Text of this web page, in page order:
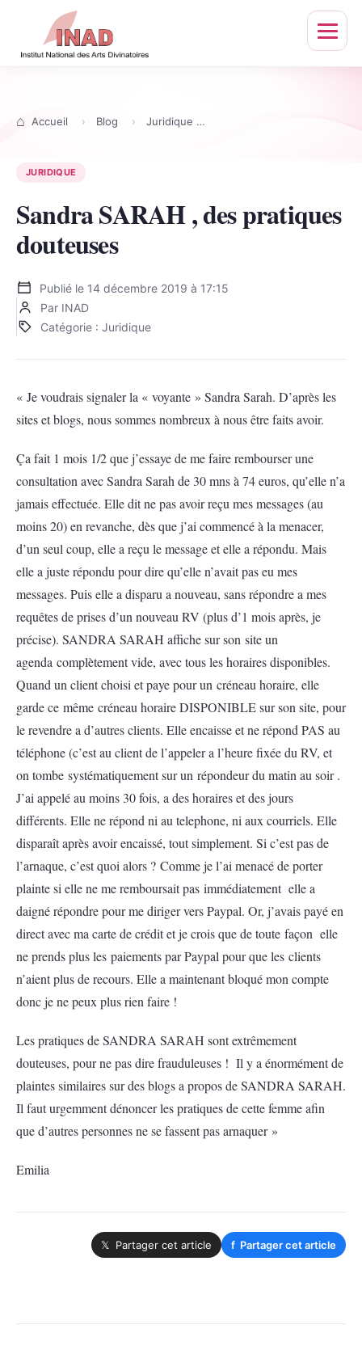
Ouvrir
Accueil Blog Juridique
JURIDIQUE
Sandra SARAH , des pratiques
douteuses
Publié le 14 décembre 2019 à 17:15
Par INAD
Catégorie : Juridique
« Je voudrais signaler la « voyante » Sandra Sarah. D’après les
sites et blogs, nous sommes nombreux à nous être faits avoir.
Ça fait 1 mois 1/2 que j’essaye de me faire rembourser une
consultation avec Sandra Sarah de 30 mns à 74 euros, qu’elle n’a
jamais effectuée. Elle dit ne pas avoir reçu mes messages (au
moins 20) en revanche, dès que j’ai commencé à la menacer,
d’un seul coup, elle a reçu le message et elle a répondu. Mais
elle a juste répondu pour dire qu’elle n’avait pas eu mes
messages. Puis elle a disparu a nouveau, sans répondre a mes
requêtes de prises d’un nouveau RV (plus d’1 mois après, je
précise). SANDRA SARAH affiche sur son site un
agenda complètement vide, avec tous les horaires disponibles.
Quand un client choisi et paye pour un créneau horaire, elle
garde ce même créneau horaire DISPONIBLE sur son site, pour
le revendre a d’autres clients. Elle encaisse et ne répond PAS au
téléphone (c’est au client de l’appeler a l’heure fixée du RV, et
on tombe systématiquement sur un répondeur du matin au soir .
J’ai appelé au moins 30 fois, a des horaires et des jours
différents. Elle ne répond ni au telephone, ni aux courriels. Elle
disparaît après avoir encaissé, tout simplement. Si c’est pas de
l’arnaque, c’est quoi alors ? Comme je l’ai menacé de porter
plainte si elle ne me remboursait pas immédiatement elle a
daigné répondre pour me diriger vers Paypal. Or, j’avais payé en
direct avec ma carte de crédit et je crois que de toute façon elle
ne prends plus les paiements par Paypal pour que les clients
n’aient plus de recours. Elle a maintenant bloqué mon compte
donc je ne peux plus rien faire !
Les pratiques de SANDRA SARAH sont extrêmement
douteuses, pour ne pas dire frauduleuses ! Il y a énormément de
plaintes similaires sur des blogs a propos de SANDRA SARAH.
Il faut urgemment dénoncer les pratiques de cette femme afin
que d’autres personnes ne se fassent pas arnaquer »
Emilia
𝕏 Partager cet article f Partager cet article